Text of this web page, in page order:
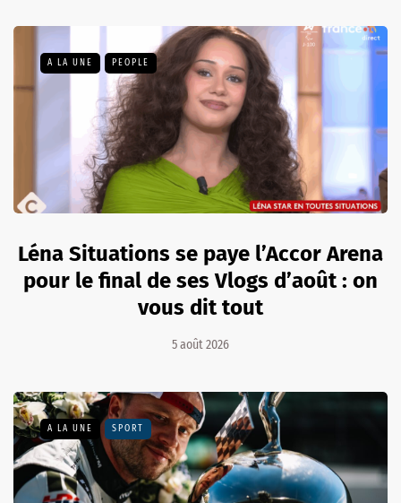
A LA UNE PEOPLE
Léna Situations se paye l’Accor Arena
pour le final de ses Vlogs d’août : on
vous dit tout
5 août 2026
A LA UNE SPORT